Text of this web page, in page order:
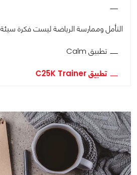
التأمل وممارسة الرياضة ليست فكرة سيئة
تطبيق Calm
تطبيق C25K Trainer